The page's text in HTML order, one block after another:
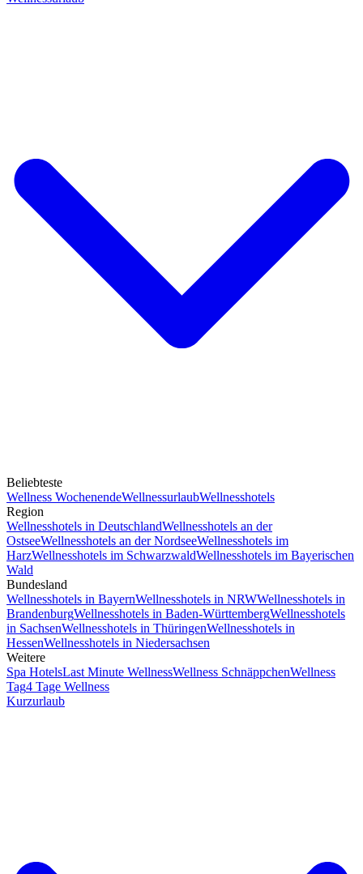
Beliebteste
Wellness WochenendeWellnessurlaubWellnesshotels
Region
Wellnesshotels in DeutschlandWellnesshotels an der
OstseeWellnesshotels an der NordseeWellnesshotels im
HarzWellnesshotels im SchwarzwaldWellnesshotels im Bayerischen
Wald
Bundesland
Wellnesshotels in BayernWellnesshotels in NRWWellnesshotels in
BrandenburgWellnesshotels in Baden-WürttembergWellnesshotels
in SachsenWellnesshotels in ThüringenWellnesshotels in
HessenWellnesshotels in Niedersachsen
Weitere
Spa HotelsLast Minute WellnessWellness SchnäppchenWellness
Tag4 Tage Wellness
Kurzurlaub